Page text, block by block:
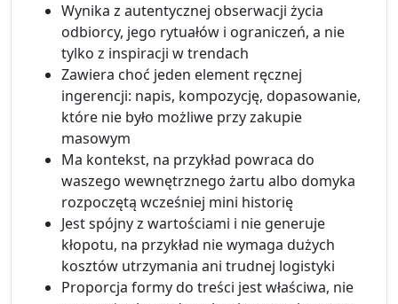
Wynika z autentycznej obserwacji życia
odbiorcy, jego rytuałów i ograniczeń, a nie
tylko z inspiracji w trendach
Zawiera choć jeden element ręcznej
ingerencji: napis, kompozycję, dopasowanie,
które nie było możliwe przy zakupie
masowym
Ma kontekst, na przykład powraca do
waszego wewnętrznego żartu albo domyka
rozpoczętą wcześniej mini historię
Jest spójny z wartościami i nie generuje
kłopotu, na przykład nie wymaga dużych
kosztów utrzymania ani trudnej logistyki
Proporcja formy do treści jest właściwa, nie